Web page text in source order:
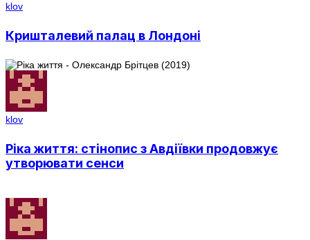
klov
Кришталевий палац в Лондоні
klov
Ріка життя: стінопис з Авдіївки продовжує
утворювати сенси